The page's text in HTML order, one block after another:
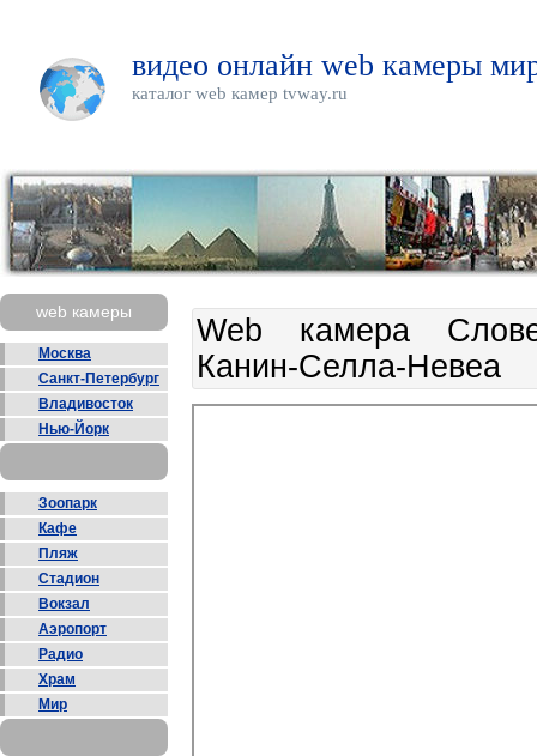
видео онлайн web камеры
каталог web камер tvway.ru
web камеры
Москва
Санкт-Петербург
Владивосток
Нью-Йорк
Зоопарк
Кафе
Пляж
Стадион
Вокзал
Аэропорт
Радио
Храм
Мир
Web камера
Канин-Селла-Невеа